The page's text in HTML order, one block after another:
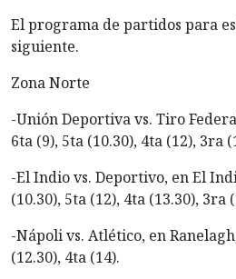
El programa de partidos para
siguiente.
Zona Norte
-Unión Deportiva vs. Tiro
6ta (9), 5ta (10.30), 4ta (12), 3ra
-El Indio vs. Deportivo, en El
(10.30), 5ta (12), 4ta (13.30), 3ra
-Nápoli vs. Atlético, en
(12.30), 4ta (14).